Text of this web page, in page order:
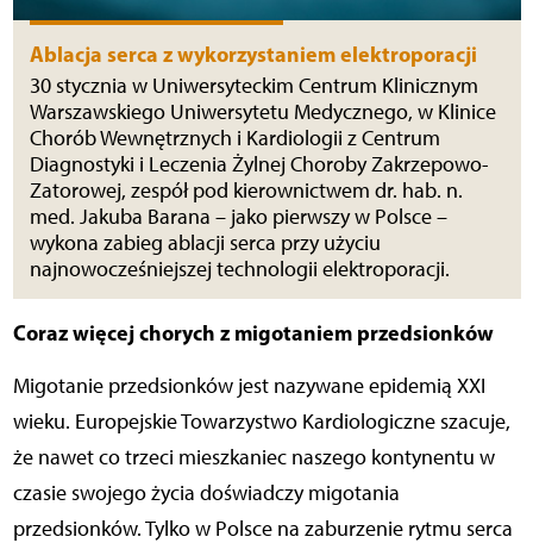
Ablacja serca z wykorzystaniem elektroporacji
30 stycznia w Uniwersyteckim Centrum Klinicznym
Warszawskiego Uniwersytetu Medycznego, w Klinice
Chorób Wewnętrznych i Kardiologii z Centrum
Diagnostyki i Leczenia Żylnej Choroby Zakrzepowo-
Zatorowej, zespół pod kierownictwem dr. hab. n.
med. Jakuba Barana – jako pierwszy w Polsce –
wykona zabieg ablacji serca przy użyciu
najnowocześniejszej technologii elektroporacji.
Coraz więcej chorych z migotaniem przedsionków
Migotanie przedsionków jest nazywane epidemią XXI
wieku. Europejskie Towarzystwo Kardiologiczne szacuje,
że nawet co trzeci mieszkaniec naszego kontynentu w
czasie swojego życia doświadczy migotania
przedsionków. Tylko w Polsce na zaburzenie rytmu serca